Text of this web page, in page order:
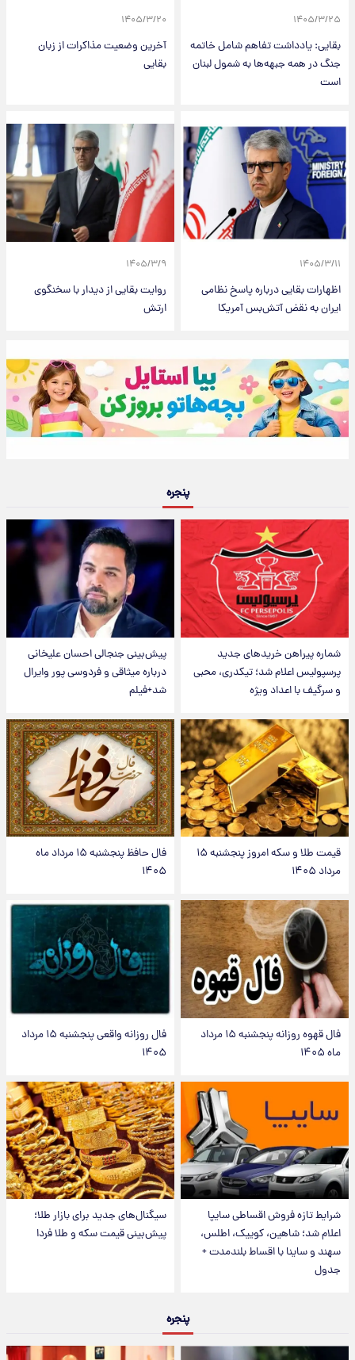
۱۴۰۵/۳/۲۵
بقایی: یادداشت تفاهم شامل خاتمه
جنگ در همه جبهه‌ها به شمول لبنان
است
۱۴۰۵/۳/۲۰
آخرین وضعیت مذاکرات از زبان
بقایی
۱۴۰۵/۳/۱۱
اظهارات بقایی درباره پاسخ نظامی
ایران به نقض آتش‌بس آمریکا
۱۴۰۵/۳/۹
روایت بقایی از دیدار با سخنگوی
ارتش
پنجره
شماره پیراهن خریدهای جدید
پرسپولیس اعلام شد؛ تیکدری، محبی
و سرگیف با اعداد ویژه
پیش‌بینی جنجالی احسان علیخانی
درباره میثاقی و فردوسی پور وایرال
شد+فیلم
قیمت طلا و سکه امروز پنجشنبه ۱۵
مرداد ۱۴۰۵
فال حافظ پنجشنبه ۱۵ مرداد ماه
۱۴۰۵
فال قهوه روزانه پنجشنبه ۱۵ مرداد
ماه ۱۴۰۵
فال روزانه واقعی پنجشنبه ۱۵ مرداد
۱۴۰۵
شرایط تازه فروش اقساطی سایپا
اعلام شد؛ شاهین، کوییک، اطلس،
سهند و ساینا با اقساط بلندمدت +
جدول
سیگنال‌های جدید برای بازار طلا؛
پیش‌بینی قیمت سکه و طلا فردا
پنجره